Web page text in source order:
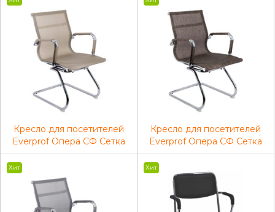
Кресло для посетителей
Everprof Опера СФ Сетка
Золотой
Кресло для посетителей
Everprof Опера СФ Сетка
Коричневый
Хит Хит